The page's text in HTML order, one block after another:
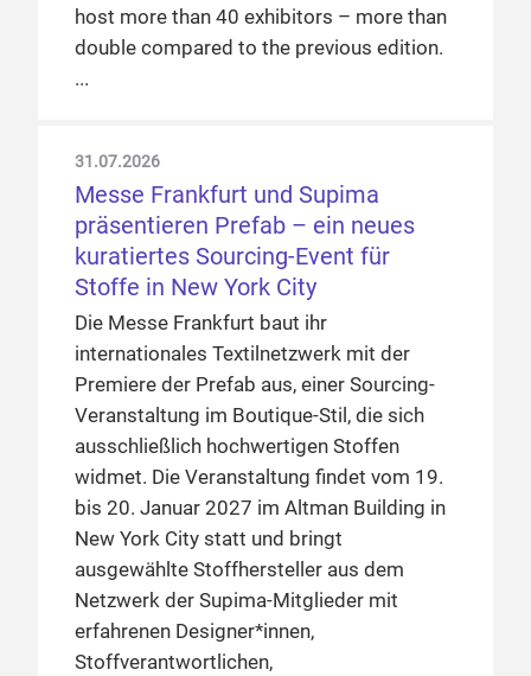
host more than 40 exhibitors – more than
double compared to the previous edition.
31.07.2026
Messe Frankfurt und Supima
präsentieren Prefab – ein neues
kuratiertes Sourcing-Event für
Stoffe in New York City
Die Messe Frankfurt baut ihr
internationales Textilnetzwerk mit der
Premiere der Prefab aus, einer Sourcing-
Veranstaltung im Boutique-Stil, die sich
ausschließlich hochwertigen Stoffen
widmet. Die Veranstaltung findet vom 19.
bis 20. Januar 2027 im Altman Building in
New York City statt und bringt
ausgewählte Stoffhersteller aus dem
Netzwerk der Supima-Mitglieder mit
erfahrenen Designer*innen,
Stoffverantwortlichen,